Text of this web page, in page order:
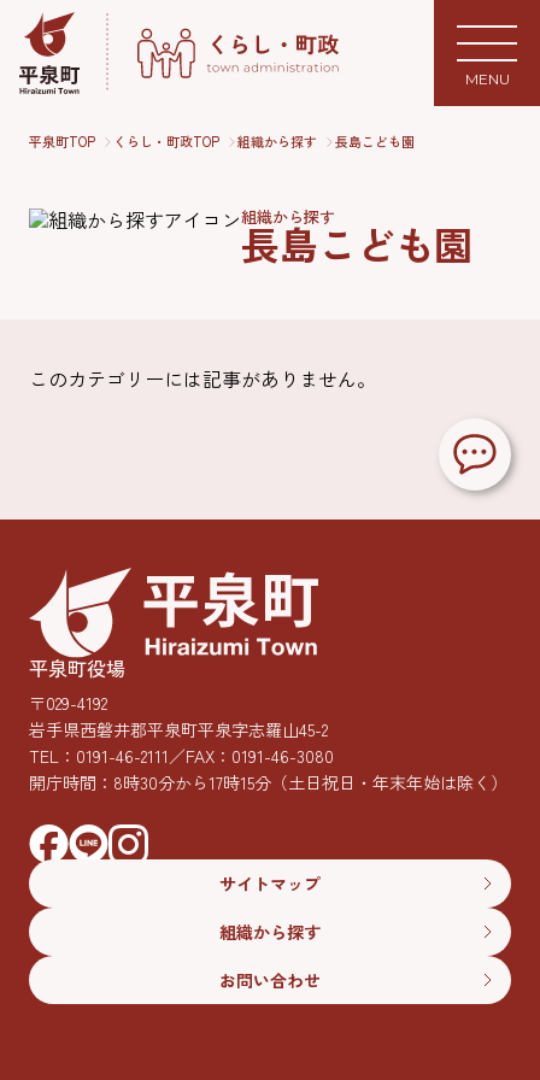
MENU
平泉町TOP くらし・町政TOP 組織から探す 長島こども園
組織から探す
長島こども園
このカテゴリーには記事がありません。
平泉町役場
〒029-4192
岩手県西磐井郡平泉町平泉字志羅山45-2
TEL： 0191-46-2111／FAX：0191-46-3080
開庁時間：8時30分から17時15分 （土日祝日・年末年始は除く）
サイトマップ
組織から探す
お問い合わせ